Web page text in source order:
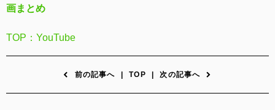
画まとめ
TOP：YouTube
前の記事へ TOP 次の記事へ